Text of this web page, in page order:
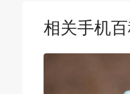
相关手机